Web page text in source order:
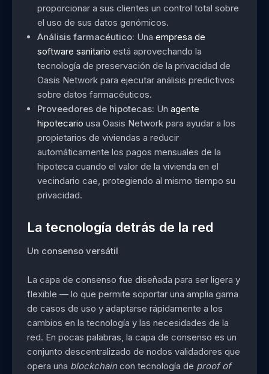
proporcionar a sus clientes un control total sobre
el uso de sus datos genómicos.
Análisis farmacéutico: Unaempresa de
software sanitario está aprovechando la
tecnología de preservación de la privacidad de
Oasis Network para ejecutar análisis predictivos
sobre datos farmacéuticos.
Proveedores de hipotecas: Unagente
hipotecario usa Oasis Network para ayudar a los
propietarios de viviendas a reducir
automáticamente los pagos mensuales de la
hipoteca cuando el valor de la vivienda en el
vecindario cae, protegiendo al mismo tiempo su
privacidad.
La tecnología detrás de la red
Un consenso versátil
La capa de consenso fue diseñada para ser ligera y
flexible — lo que permite soportar una amplia gama
de casos de uso y adaptarse rápidamente a los
cambios en la tecnología y las necesidades de la
red. En pocas palabras, la capa de consenso es un
conjunto descentralizado de nodos validadores que
opera una blockchain con tecnología de proof of